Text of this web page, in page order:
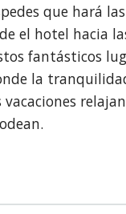
que hará
el hotel hacia
fantásticos
la